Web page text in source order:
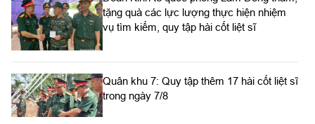
tặng quà các lực lượng thực hiện nhiệm
vụ tìm kiếm, quy tập hài cốt liệt sĩ
Quân khu 7: Quy tập thêm 17 hài cốt liệt sĩ
trong ngày 7/8